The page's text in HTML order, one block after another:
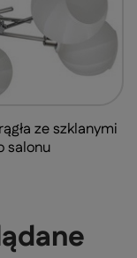
ze szklanymi
salonu